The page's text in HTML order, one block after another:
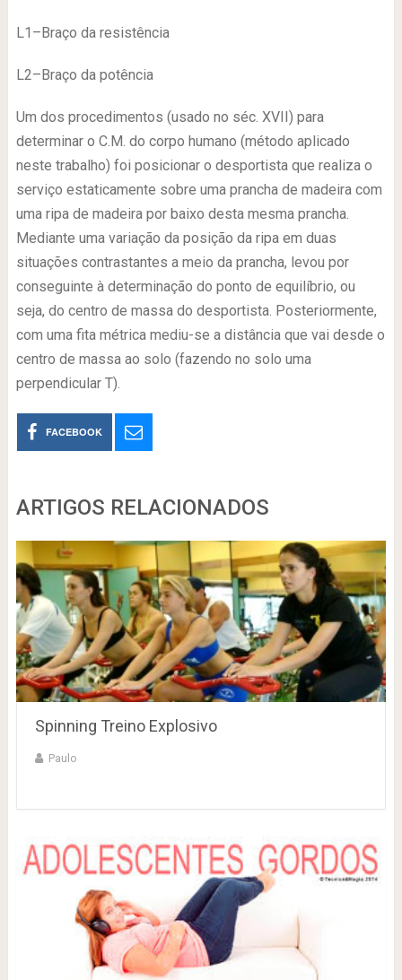
L1–Braço da resistência
L2–Braço da potência
Um dos procedimentos (usado no séc. XVII) para
determinar o C.M. do corpo humano (método aplicado
neste trabalho) foi posicionar o desportista que realiza o
serviço estaticamente sobre uma prancha de madeira com
uma ripa de madeira por baixo desta mesma prancha.
Mediante uma variação da posição da ripa em duas
situações contrastantes a meio da prancha, levou por
conseguinte à determinação do ponto de equilíbrio, ou
seja, do centro de massa do desportista. Posteriormente,
com uma fita métrica mediu-se a distância que vai desde o
centro de massa ao solo (fazendo no solo uma
perpendicular Τ).
FACEBOOK
ARTIGOS RELACIONADOS
Spinning Treino Explosivo
Paulo